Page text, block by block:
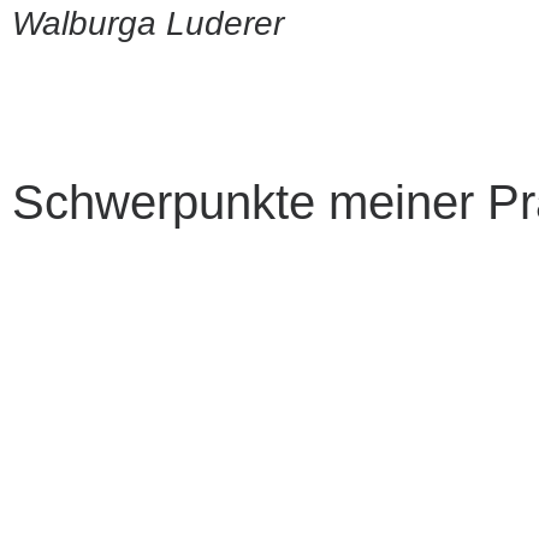
Walburga Luderer
Schwerpunkte meiner